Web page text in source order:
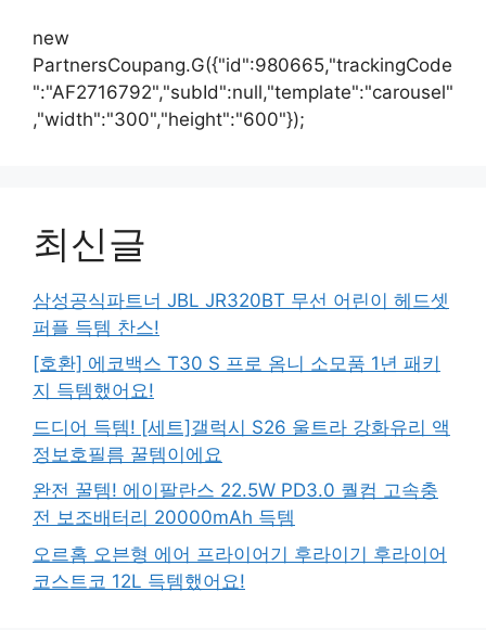
new
PartnersCoupang.G({"id":980665,"trackingCode
":"AF2716792","subId":null,"template":"carousel"
,"width":"300","height":"600"});
최신글
삼성공식파트너 JBL JR320BT 무선 어린이 헤드셋
퍼플 득템 찬스!
[호환] 에코백스 T30 S 프로 옴니 소모품 1년 패키
지 득템했어요!
드디어 득템! [세트]갤럭시 S26 울트라 강화유리 액
정보호필름 꿀템이에요
완전 꿀템! 에이팔란스 22.5W PD3.0 퀄컴 고속충
전 보조배터리 20000mAh 득템
오르홈 오븐형 에어 프라이어기 후라이기 후라이어
코스트코 12L 득템했어요!